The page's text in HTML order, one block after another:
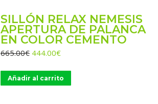
SILLÓN RELAX NEMESIS
APERTURA DE PALANCA
EN COLOR CEMENTO
665.00€ El
original
era:
444.00€El
actual
es:
Añadir al carrito